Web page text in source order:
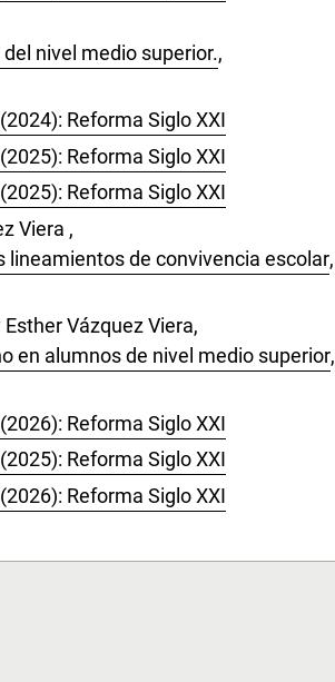
nivel medio superior.,
Reforma Siglo XXI
Reforma Siglo XXI
Reforma Siglo XXI
Viera ,
lineamientos de convivencia escolar,
Vázquez Viera,
en alumnos de nivel medio superior,
Reforma Siglo XXI
Reforma Siglo XXI
Reforma Siglo XXI